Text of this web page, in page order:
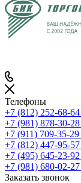
Телефоны
+7 (812) 252-68-64
+7 (981) 878-30-28
+7 (911) 709-35-29
+7 (812) 447-95-57
+7 (495) 645-23-92
+7 (981) 680-02-27
Заказать звонок